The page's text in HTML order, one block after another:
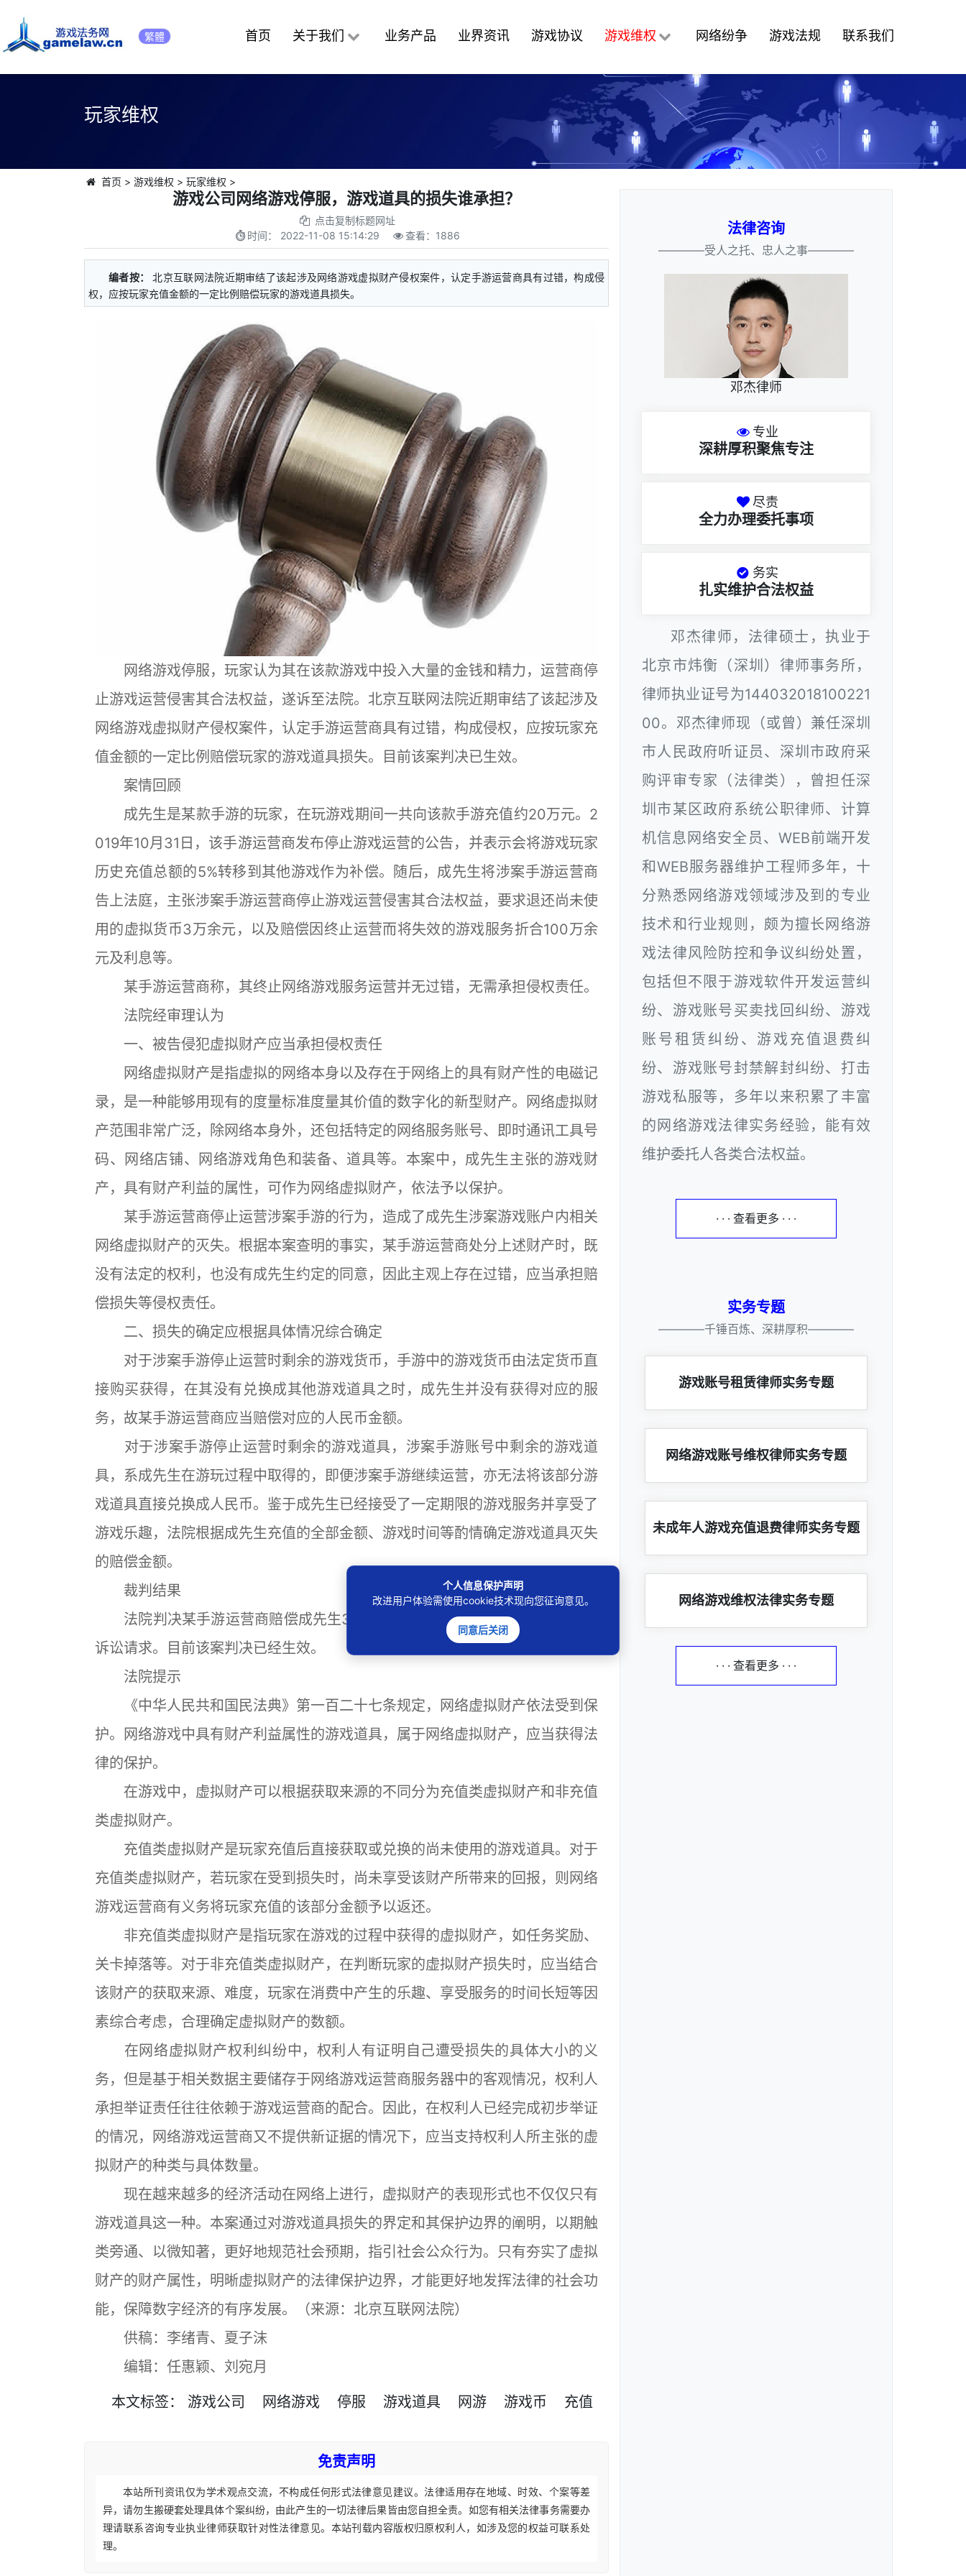
繁體 首页 关于我们 业务产品 业界资讯 游戏协议 游戏维权 网络纷争 游戏法规 联系我们
玩家维权
首页 > 游戏维权 > 玩家维权 >
游戏公司网络游戏停服，游戏道具的损失谁承担？
点击复制标题网址
时间： 2022-11-08 15:14:29 查看： 1886
编者按：
北京互联网法院近期审结了该起涉及网络游戏虚拟财产侵权案件，认定手游运营商具有过错，构成侵
权，应按玩家充值金额的一定比例赔偿玩家的游戏道具损失。
网络游戏停服，玩家认为其在该款游戏中投入大量的金钱和精力，运营商停
止游戏运营侵害其合法权益，遂诉至法院。北京互联网法院近期审结了该起涉及
网络游戏虚拟财产侵权案件，认定手游运营商具有过错，构成侵权，应按玩家充
值金额的一定比例赔偿玩家的游戏道具损失。目前该案判决已生效。
案情回顾
成先生是某款手游的玩家，在玩游戏期间一共向该款手游充值约20万元。2
019年10月31日，该手游运营商发布停止游戏运营的公告，并表示会将游戏玩家
历史充值总额的5%转移到其他游戏作为补偿。随后，成先生将涉案手游运营商
告上法庭，主张涉案手游运营商停止游戏运营侵害其合法权益，要求退还尚未使
用的虚拟货币3万余元，以及赔偿因终止运营而将失效的游戏服务折合100万余
元及利息等。
某手游运营商称，其终止网络游戏服务运营并无过错，无需承担侵权责任。
法院经审理认为
一、被告侵犯虚拟财产应当承担侵权责任
网络虚拟财产是指虚拟的网络本身以及存在于网络上的具有财产性的电磁记
录，是一种能够用现有的度量标准度量其价值的数字化的新型财产。网络虚拟财
产范围非常广泛，除网络本身外，还包括特定的网络服务账号、即时通讯工具号
码、网络店铺、网络游戏角色和装备、道具等。本案中，成先生主张的游戏财
产，具有财产利益的属性，可作为网络虚拟财产，依法予以保护。
某手游运营商停止运营涉案手游的行为，造成了成先生涉案游戏账户内相关
网络虚拟财产的灭失。根据本案查明的事实，某手游运营商处分上述财产时，既
没有法定的权利，也没有成先生约定的同意，因此主观上存在过错，应当承担赔
偿损失等侵权责任。
二、损失的确定应根据具体情况综合确定
对于涉案手游停止运营时剩余的游戏货币，手游中的游戏货币由法定货币直
接购买获得，在其没有兑换成其他游戏道具之时，成先生并没有获得对应的服
务，故某手游运营商应当赔偿对应的人民币金额。
对于涉案手游停止运营时剩余的游戏道具，涉案手游账号中剩余的游戏道
具，系成先生在游玩过程中取得的，即便涉案手游继续运营，亦无法将该部分游
戏道具直接兑换成人民币。鉴于成先生已经接受了一定期限的游戏服务并享受了
游戏乐趣，法院根据成先生充值的全部金额、游戏时间等酌情确定游戏道具灭失
的赔偿金额。
裁判结果
法院判决某手游运营商赔偿成先生3万余元及利息，驳回成先生提出的其他
诉讼请求。目前该案判决已经生效。
法院提示
《中华人民共和国民法典》第一百二十七条规定，网络虚拟财产依法受到保
护。网络游戏中具有财产利益属性的游戏道具，属于网络虚拟财产，应当获得法
律的保护。
在游戏中，虚拟财产可以根据获取来源的不同分为充值类虚拟财产和非充值
类虚拟财产。
充值类虚拟财产是玩家充值后直接获取或兑换的尚未使用的游戏道具。对于
充值类虚拟财产，若玩家在受到损失时，尚未享受该财产所带来的回报，则网络
游戏运营商有义务将玩家充值的该部分金额予以返还。
非充值类虚拟财产是指玩家在游戏的过程中获得的虚拟财产，如任务奖励、
关卡掉落等。对于非充值类虚拟财产，在判断玩家的虚拟财产损失时，应当结合
该财产的获取来源、难度，玩家在消费中产生的乐趣、享受服务的时间长短等因
素综合考虑，合理确定虚拟财产的数额。
在网络虚拟财产权利纠纷中，权利人有证明自己遭受损失的具体大小的义
务，但是基于相关数据主要储存于网络游戏运营商服务器中的客观情况，权利人
承担举证责任往往依赖于游戏运营商的配合。因此，在权利人已经完成初步举证
的情况，网络游戏运营商又不提供新证据的情况下，应当支持权利人所主张的虚
拟财产的种类与具体数量。
现在越来越多的经济活动在网络上进行，虚拟财产的表现形式也不仅仅只有
游戏道具这一种。本案通过对游戏道具损失的界定和其保护边界的阐明，以期触
类旁通、以微知著，更好地规范社会预期，指引社会公众行为。只有夯实了虚拟
财产的财产属性，明晰虚拟财产的法律保护边界，才能更好地发挥法律的社会功
能，保障数字经济的有序发展。（来源：北京互联网法院）
供稿：李绪青、夏子沫
编辑：任惠颖、刘宛月
本文标签： 游戏公司 网络游戏 停服 游戏道具 网游 游戏币 充值
免责声明
本站所刊资讯仅为学术观点交流，不构成任何形式法律意见建议。法律适用存在地域、时效、个案等差
异，请勿生搬硬套处理具体个案纠纷，由此产生的一切法律后果皆由您自担全责。如您有相关法律事务需要办
理请联系咨询专业执业律师获取针对性法律意见。本站刊载内容版权归原权利人，如涉及您的权益可联系处
理。
法律咨询
————受人之托、忠人之事————
邓杰律师
专业
深耕厚积聚焦专注
尽责
全力办理委托事项
务实
扎实维护合法权益
邓杰律师，法律硕士，执业于
北京市炜衡（深圳）律师事务所，
律师执业证号为144032018100221
00。邓杰律师现（或曾）兼任深圳
市人民政府听证员、深圳市政府采
购评审专家（法律类），曾担任深
圳市某区政府系统公职律师、计算
机信息网络安全员、WEB前端开发
和WEB服务器维护工程师多年，十
分熟悉网络游戏领域涉及到的专业
技术和行业规则，颇为擅长网络游
戏法律风险防控和争议纠纷处置，
包括但不限于游戏软件开发运营纠
纷、游戏账号买卖找回纠纷、游戏
账号租赁纠纷、游戏充值退费纠
纷、游戏账号封禁解封纠纷、打击
游戏私服等，多年以来积累了丰富
的网络游戏法律实务经验，能有效
维护委托人各类合法权益。
· · · 查看更多 · · ·
实务专题
————千锤百炼、深耕厚积————
游戏账号租赁律师实务专题
网络游戏账号维权律师实务专题
未成年人游戏充值退费律师实务专题
网络游戏维权法律实务专题
· · · 查看更多 · · ·
个人信息保护声明
改进用户体验需使用cookie技术现向您征询意见。
同意后关闭